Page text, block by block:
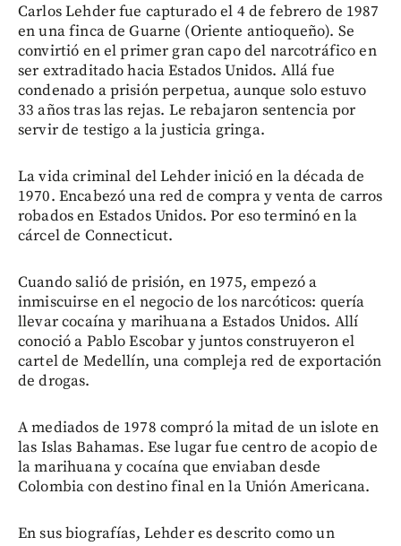
Carlos Lehder fue capturado el 4 de febrero de 1987
en una finca de Guarne (Oriente antioqueño). Se
convirtió en el primer gran capo del narcotráfico en
ser extraditado hacia Estados Unidos. Allá fue
condenado a prisión perpetua, aunque solo estuvo
33 años tras las rejas. Le rebajaron sentencia por
servir de testigo a la justicia gringa.
La vida criminal del Lehder inició en la década de
1970. Encabezó una red de compra y venta de carros
robados en Estados Unidos. Por eso terminó en la
cárcel de Connecticut.
Cuando salió de prisión, en 1975, empezó a
inmiscuirse en el negocio de los narcóticos: quería
llevar cocaína y marihuana a Estados Unidos. Allí
conoció a Pablo Escobar y juntos construyeron el
cartel de Medellín, una compleja red de exportación
de drogas.
A mediados de 1978 compró la mitad de un islote en
las Islas Bahamas. Ese lugar fue centro de acopio de
la marihuana y cocaína que enviaban desde
Colombia con destino final en la Unión Americana.
En sus biografías, Lehder es descrito como un